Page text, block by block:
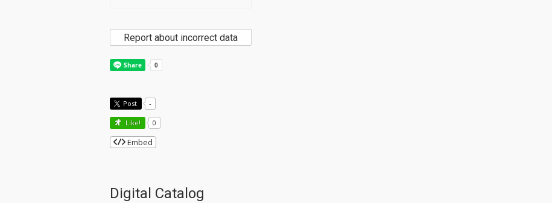
Report about incorrect data
Post -
Like! 0
Embed
Digital Catalog